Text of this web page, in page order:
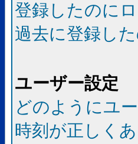
登録したのに
過去に登録し
ユーザー設定
どのようにユ
時刻が正しくあ